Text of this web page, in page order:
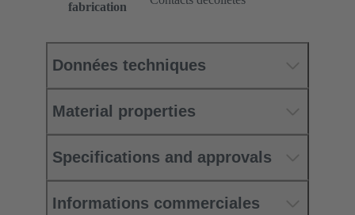
fabrication
Données techniques
Material properties
Specifications and approvals
Informations commerciales